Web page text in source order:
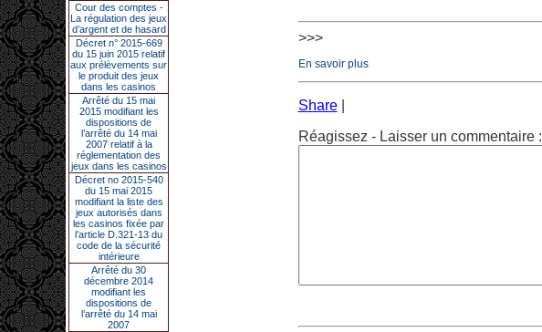
Cour des comptes -
La régulation des jeux
d’argent et de hasard
Décret n° 2015-669
du 15 juin 2015 relatif
aux prélèvements sur
le produit des jeux
dans les casinos
Arrêté du 15 mai
2015 modifiant les
dispositions de
l’arrêté du 14 mai
2007 relatif à la
réglementation des
jeux dans les casinos
Décret no 2015-540
du 15 mai 2015
modifiant la liste des
jeux autorisés dans
les casinos fixée par
l’article D.321-13 du
code de la sécurité
intérieure
Arrêté du 30
décembre 2014
modifiant les
dispositions de
l’arrêté du 14 mai
2007
>>>
En savoir plus
Share
Réagissez - Laisser un commentaire :